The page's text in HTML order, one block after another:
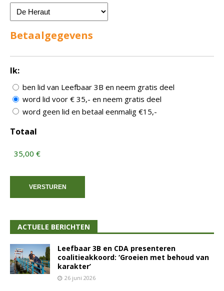
Betaalgegevens
Ik:
ben lid van Leefbaar 3B en neem gratis deel
word lid voor € 35,- en neem gratis deel
word geen lid en betaal eenmalig €15,-
Totaal
ACTUELE BERICHTEN
Leefbaar 3B en CDA presenteren
coalitieakkoord: ‘Groeien met behoud van
karakter’
26 juni 2026